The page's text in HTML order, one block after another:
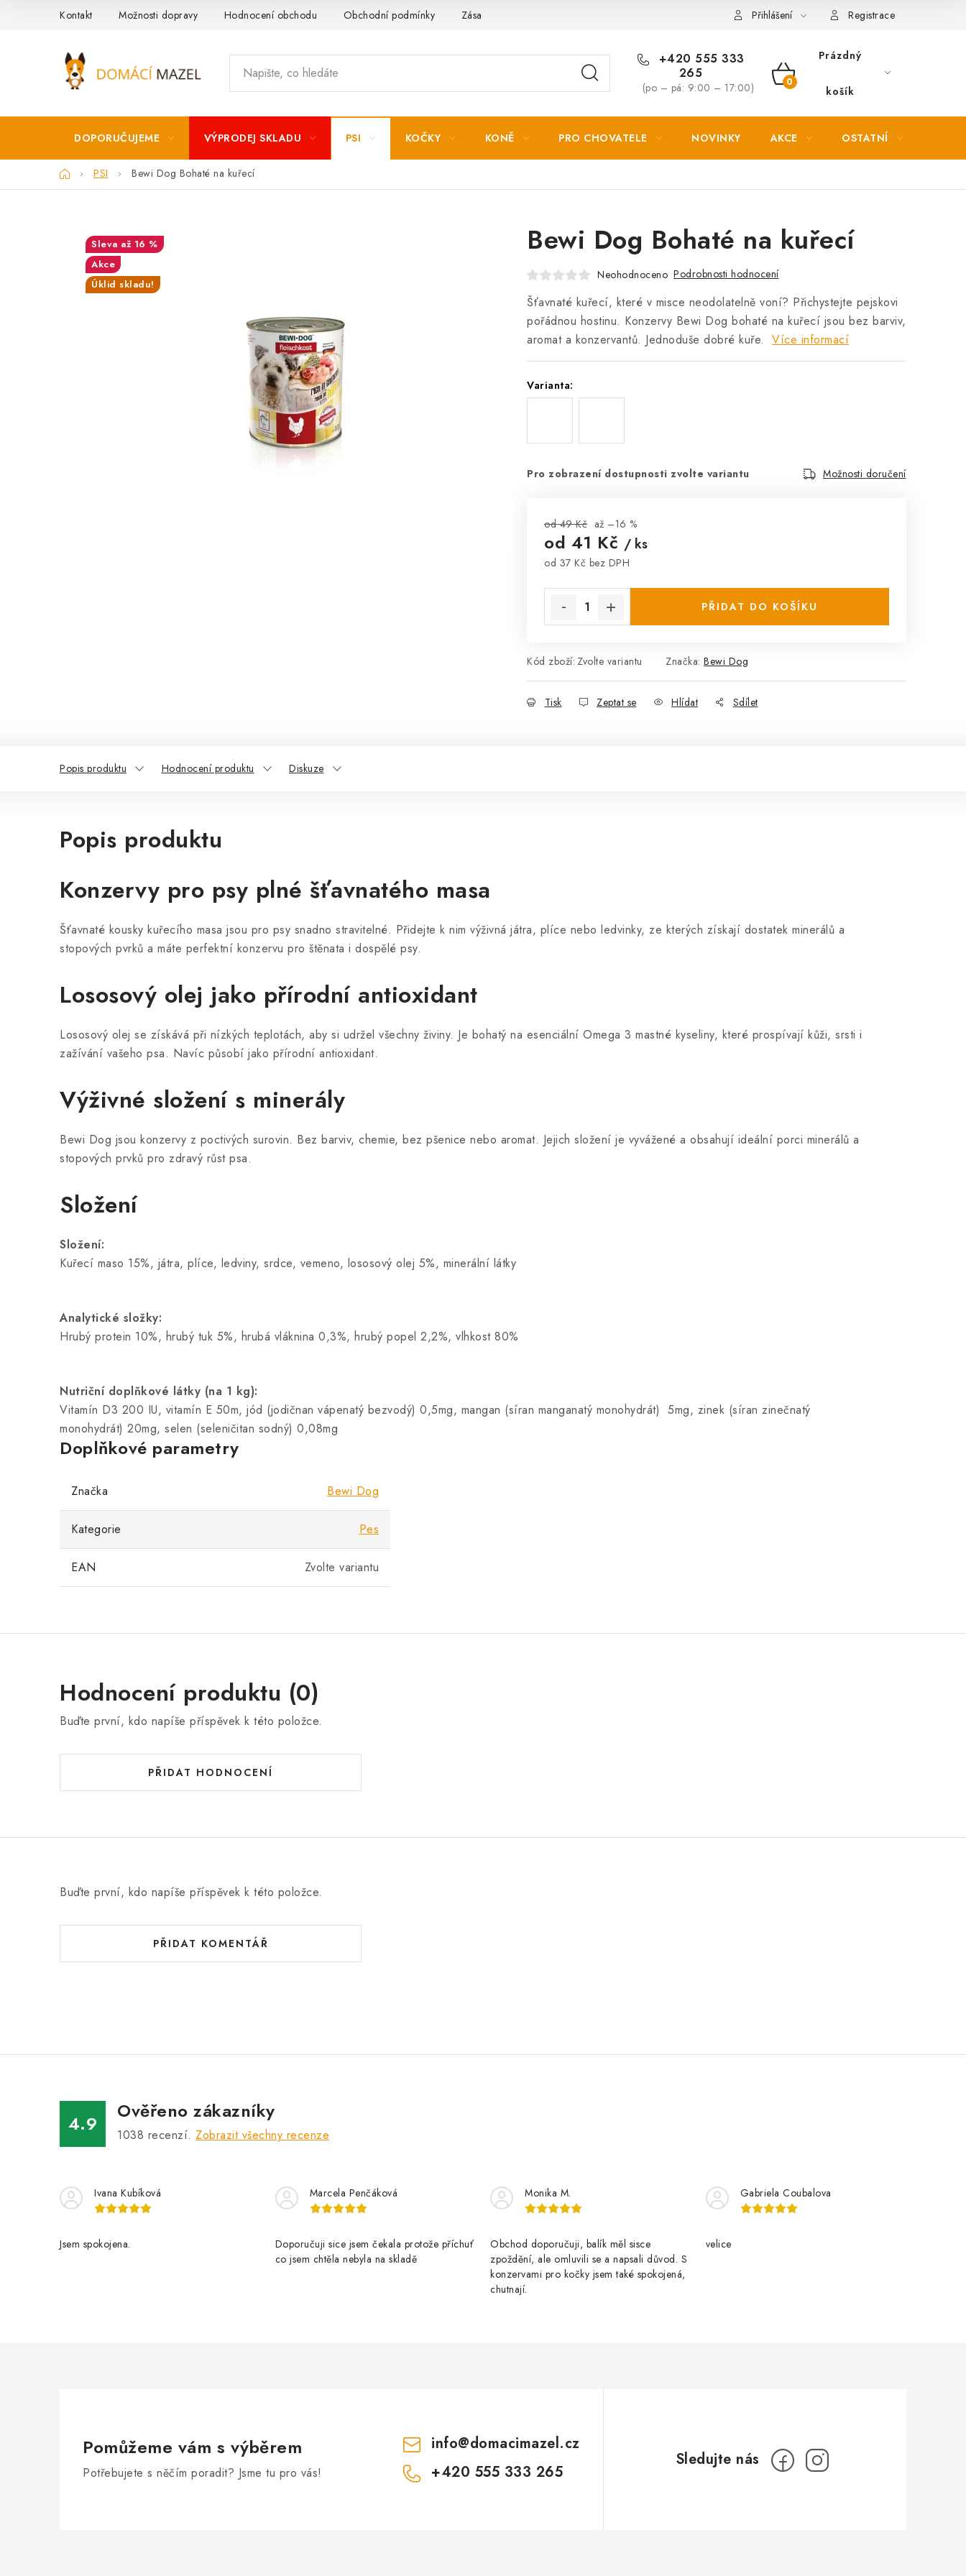
Kontakt Možnosti dopravy Hodnocení obchodu Obchodní podmínky Zásady zpracování osobních údajů Přihlášení Registrace
+420 555 333
265
(po – pá: 9:00 – 17:00)
NÁKUPNÍ
Prázdný
košík
DOPORUČUJEME VÝPRODEJ SKLADU PSI KOČKY KONĚ PRO CHOVATELE NOVINKY AKCE OSTATNÍ
DomůPSI Bewi Dog Bohaté na kuřecí
Bewi Dog Bohaté na kuřecí
Neohodnoceno Podrobnosti hodnocení
Šťavnaté kuřecí, které v misce neodolatelně voní? Přichystejte pejskovi
pořádnou hostinu. Konzervy Bewi Dog bohaté na kuřecí jsou bez barviv,
aromat a konzervantů. Jednoduše dobré kuře. Více informací
Varianta:
Pro zobrazení dostupnosti zvolte variantu Možnosti doručení
od 49 Kč až –16 %
od 41 Kč / ks
od 37 Kč bez DPH
PŘIDAT DO KOŠÍKU
Kód zboží: Zvolte variantu Značka: Bewi Dog
Tisk Zeptat se Hlídat Sdílet
až 16 %
Akce
Úklid skladu!
Popis produktu Hodnocení produktu Diskuze
Popis produktu
Konzervy pro psy plné šťavnatého masa
Šťavnaté kousky kuřecího masa jsou pro psy snadno stravitelné. Přidejte k nim výživná játra, plíce nebo ledvinky, ze kterých získají dostatek minerálů a
stopových pvrků a máte perfektní konzervu pro štěnata i dospělé psy.
Lososový olej jako přírodní antioxidant
Lososový olej se získává při nízkých teplotách, aby si udržel všechny živiny. Je bohatý na esenciální Omega 3 mastné kyseliny, které prospívají kůži, srsti i
zažívání vašeho psa. Navíc působí jako přírodní antioxidant.
Výživné složení s minerály
Bewi Dog jsou konzervy z poctivých surovin. Bez barviv, chemie, bez pšenice nebo aromat. Jejich složení je vyvážené a obsahují ideální porci minerálů a
stopových prvků pro zdravý růst psa.
Složení
Složení:
Kuřecí maso 15%, játra, plíce, ledviny, srdce, vemeno, lososový olej 5%, minerální látky
Analytické složky:
Hrubý protein 10%, hrubý tuk 5%, hrubá vláknina 0,3%, hrubý popel 2,2%, vlhkost 80%
Nutriční doplňkové látky (na 1 kg):
Vitamín D3 200 IU, vitamín E 50m, jód (jodičnan vápenatý bezvodý) 0,5mg, mangan (síran manganatý monohydrát) 5mg, zinek (síran zinečnatý
monohydrát) 20mg, selen (seleničitan sodný) 0,08mg
Doplňkové parametry
Značka Bewi Dog
Kategorie Pes
EAN Zvolte variantu
Hodnocení produktu (0)
Buďte první, kdo napíše příspěvek k této položce.
PŘIDAT HODNOCENÍ
Buďte první, kdo napíše příspěvek k této položce.
PŘIDAT KOMENTÁŘ
4.9
Ověřeno zákazníky
1038 recenzí. Zobrazit všechny recenze
Ivana Kubíková
Jsem spokojena.
Marcela Penčáková
Doporučuji sice jsem čekala protože příchuť
co jsem chtěla nebyla na skladě
Monika M.
Obchod doporučuji, balík měl sisce
zpoždění, ale omluvili se a napsali důvod. S
konzervami pro kočky jsem také spokojená,
chutnají.
Gabriela Coubalova
velice
Pomůžeme vám s výběrem
Potřebujete s něčím poradit? Jsme tu pro vás!
info@domacimazel.cz
+420 555 333 265